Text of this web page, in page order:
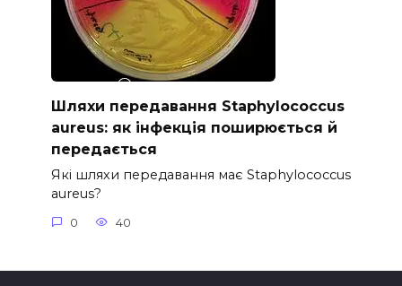
Шляхи передавання Staphylococcus
aureus: як інфекція поширюється й
передається
Які шляхи передавання має Staphylococcus
aureus?
0 40